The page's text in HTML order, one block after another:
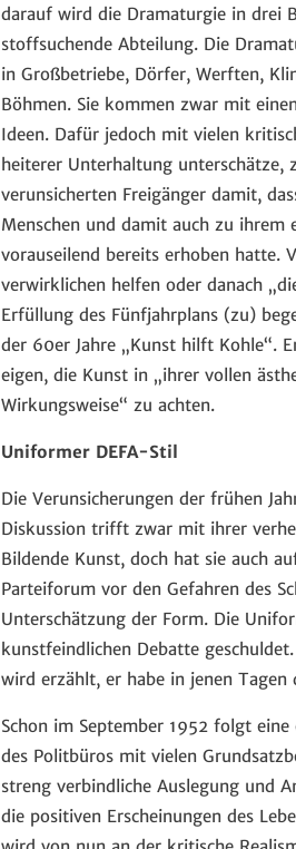
darauf wird die Dramaturgie in drei
stoffsuchende Abteilung. Die
in Großbetriebe, Dörfer, Werften,
Böhmen. Sie kommen zwar mit
Ideen. Dafür jedoch mit vielen
heiterer Unterhaltung unterschätze,
verunsicherten Freigänger damit,
Menschen und damit auch zu ihrem
vorauseilend bereits erhoben hatte.
verwirklichen helfen oder danach
Erfüllung des Fünfjahrplans (zu)
der 60er Jahre „Kunst hilft Kohle“.
eigen, die Kunst in „ihrer vollen
Wirkungsweise“ zu achten.
Uniformer DEFA-Stil
Die Verunsicherungen der frühen
Diskussion trifft zwar mit ihrer
Bildende Kunst, doch hat sie auch
Parteiforum vor den Gefahren des
Unterschätzung der Form. Die
kunstfeindlichen Debatte
wird erzählt, er habe in jenen
Schon im September 1952 folgt
des Politbüros mit vielen
streng verbindliche Auslegung und
die positiven Erscheinungen des